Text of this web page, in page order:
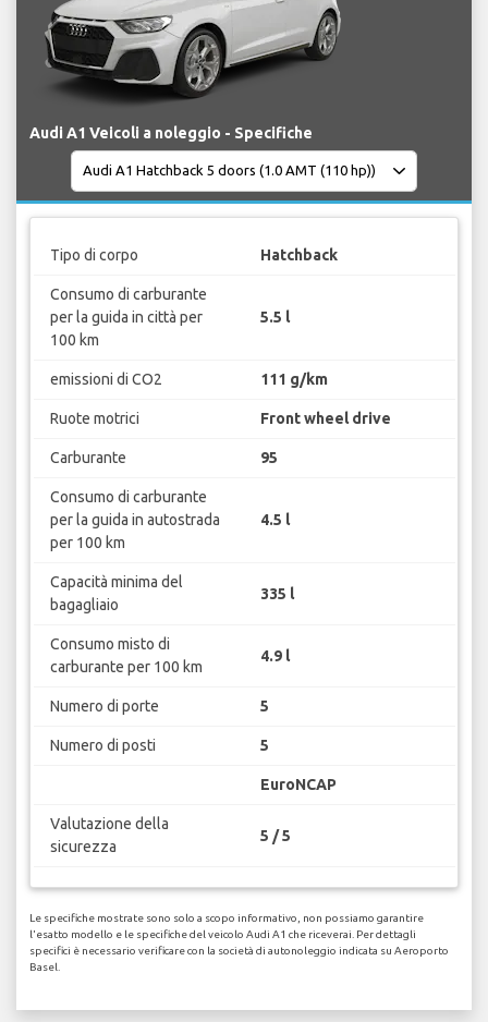
Audi A1 Veicoli a noleggio - Specifiche
Tipo di corpo Hatchback
Consumo di carburante
per la guida in città per
100 km
5.5 l
emissioni di CO2 111 g/km
Ruote motrici Front wheel drive
Carburante 95
Consumo di carburante
per la guida in autostrada
per 100 km
4.5 l
Capacità minima del
bagagliaio
335 l
Consumo misto di
carburante per 100 km
4.9 l
Numero di porte 5
Numero di posti 5
EuroNCAP
Valutazione della
sicurezza
5 / 5
Le specifiche mostrate sono solo a scopo informativo, non possiamo garantire
l'esatto modello e le specifiche del veicolo Audi A1 che riceverai. Per dettagli
specifici è necessario verificare con la società di autonoleggio indicata su Aeroporto
Basel.